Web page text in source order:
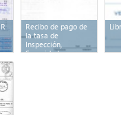
Recibo de pago de
la tasa de
Inspección,
Seguridad e